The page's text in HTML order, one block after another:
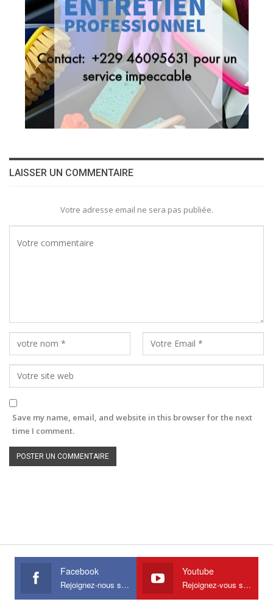
LAISSER UN COMMENTAIRE
Votre adresse email ne sera pas publiée.
Save my name, email, and website in this browser for the next
time I comment.
Facebook
Rejoignez-nous sur Facebook
Youtube
Rejoignez-vous sur Youtube